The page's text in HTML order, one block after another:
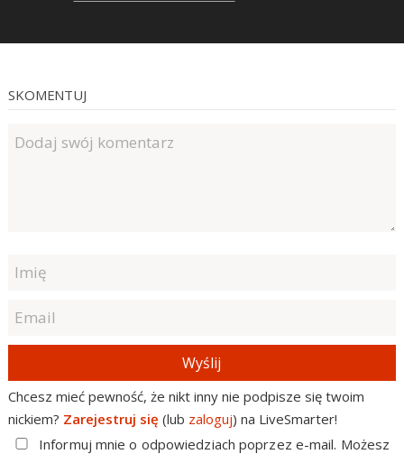
SKOMENTUJ
Wyślij
Chcesz mieć pewność, że nikt inny nie podpisze się twoim
nickiem? Zarejestruj się (lub zaloguj) na LiveSmarter!
Informuj mnie o odpowiedziach poprzez e-mail. Możesz